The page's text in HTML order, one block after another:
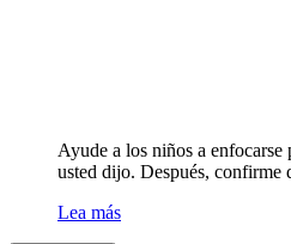
Ayude a los niños a
usted dijo. Después, confirme
Lea más